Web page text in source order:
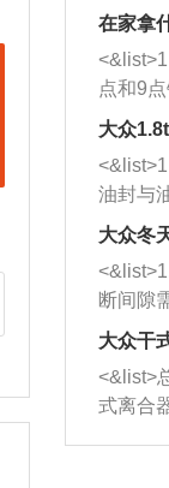
者是细
堵塞情
施。
杂物推
三元催
西取出
的堵塞
洗剂对
放在燃
动时，
室，最
催化器
能够得
在家拿
点和9
方向做
一圈半
圈数。
习，这
驾驶车
向。
大众
油封与
和发动
逐渐减
活塞间
的间隙
造成烧
机油粘
象，机
大众冬
断间隙
无法制
店；
裂，破
损严重
响；
大众干
<&list>
式离合